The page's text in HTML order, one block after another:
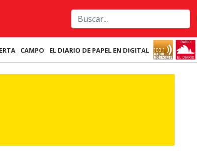
CAMPO EL DIARIO DE PAPEL EN DIGITAL